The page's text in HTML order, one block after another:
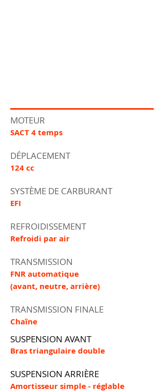
MOTEUR
SACT 4 temps
DÉPLACEMENT
124 cc
SYSTÈME DE CARBURANT
EFI
REFROIDISSEMENT
Refroidi par air
TRANSMISSION
FNR automatique
(avant, neutre, arrière)
TRANSMISSION FINALE
Chaîne
SUSPENSION AVANT
Bras triangulaire double
SUSPENSION ARRIÈRE
Amortisseur simple - réglable